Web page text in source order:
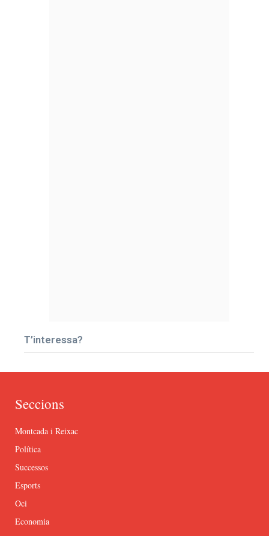
T’interessa?
Seccions
Montcada i Reixac
Política
Successos
Esports
Oci
Economia